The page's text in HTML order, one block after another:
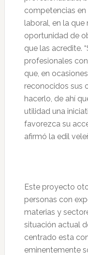
competencias
laboral, en la
oportunidad de
que las acredite.
profesionales
que, en
reconocidos sus
hacerlo, de ahí
utilidad una
favorezca su
afirmó la edil
Este proyecto
personas con
materias y
situación actual
centrado esta
eminentemente